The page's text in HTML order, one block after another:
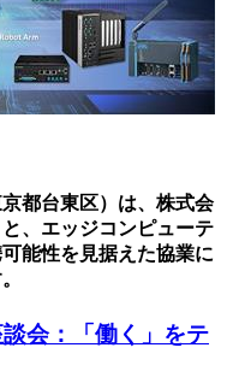
都台東区）は、株式会
、エッジコンピューテ
能性を見据えた協業に
談会：「働く」をテ